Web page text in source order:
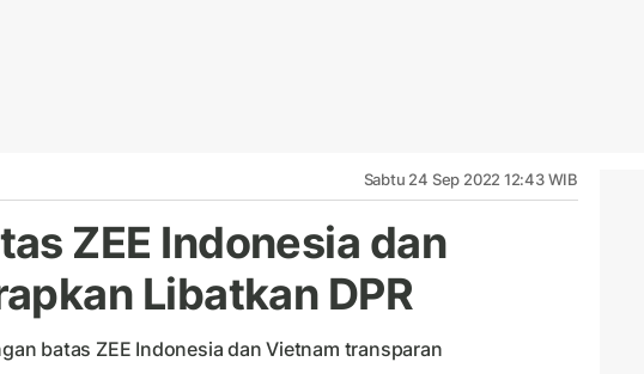
Sabtu 24 Sep 2022 12:43 WIB
ZEE Indonesia dan
Libatkan DPR
batas ZEE Indonesia dan Vietnam transparan